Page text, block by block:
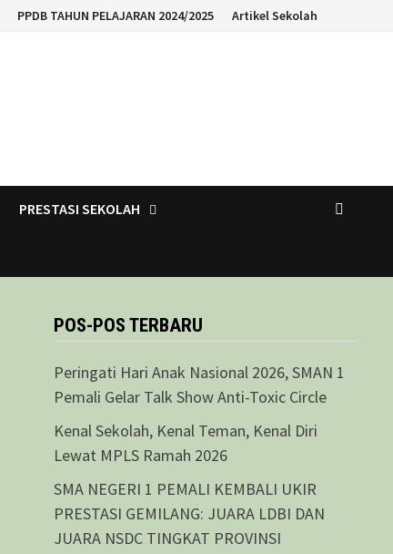
PPDB TAHUN PELAJARAN 2024/2025 Artikel Sekolah
PRESTASI SEKOLAH
POS-POS TERBARU
Peringati Hari Anak Nasional 2026, SMAN 1
Pemali Gelar Talk Show Anti-Toxic Circle
Kenal Sekolah, Kenal Teman, Kenal Diri
Lewat MPLS Ramah 2026
SMA NEGERI 1 PEMALI KEMBALI UKIR
PRESTASI GEMILANG: JUARA LDBI DAN
JUARA NSDC TINGKAT PROVINSI